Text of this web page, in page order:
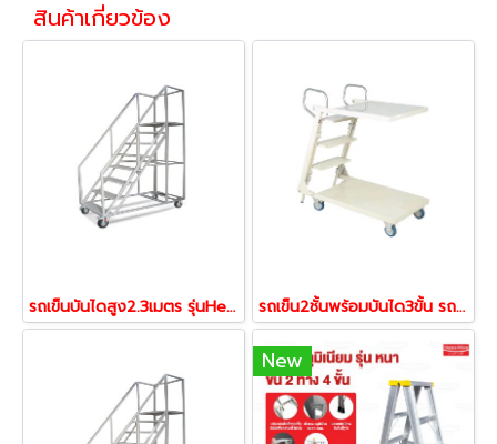
สินค้าเกี่ยวข้อง
รถเข็นบันไดสูง2.3เมตร รุ่นHeavy รถเข็นบันได บันไดติดล้อ บันไดเติมสินค้า Happy Move รถเข็น2ชั้นพร้อมบันได3ขั้น รถเข็นบันไดเติมสินค้า บันไดติดล้อ บันไดเหล็ก Happy Move 54608
New